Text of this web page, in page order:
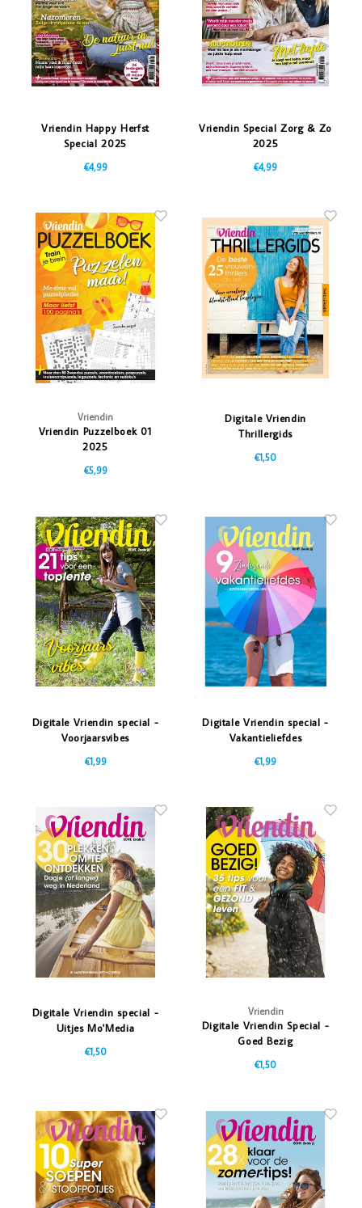
Vriendin Happy Herfst
Special 2025
€4,99
Vriendin Special Zorg & Zo
2025
€4,99
Vriendin
Vriendin Puzzelboek 01
2025
€5,99
Digitale Vriendin
Thrillergids
€1,50
Digitale Vriendin special -
Voorjaarsvibes
€1,99
Digitale Vriendin special -
Vakantieliefdes
€1,99
Digitale Vriendin special -
Uitjes Mo'Media
€1,50
Vriendin
Digitale Vriendin Special -
Goed Bezig
€1,50